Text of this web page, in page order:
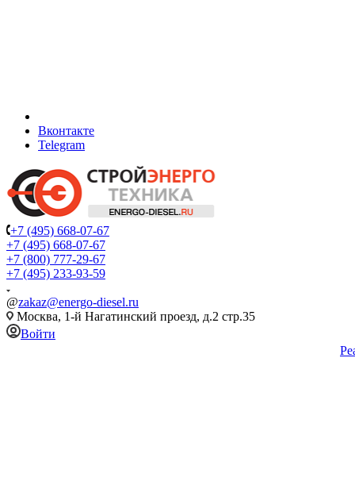
Вконтакте
Telegram
+7 (495) 668-07-67
+7 (495) 668-07-67
+7 (800) 777-29-67
+7 (495) 233-93-59
@zakaz@energo-diesel.ru
Москва, 1-й Нагатинский проезд, д.2 стр.35
Войти